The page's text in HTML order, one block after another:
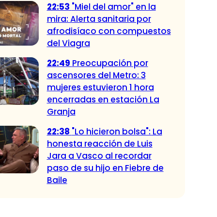
22:53 "Miel del amor" en la
mira: Alerta sanitaria por
afrodisíaco con compuestos
del Viagra
22:49 Preocupación por
ascensores del Metro: 3
mujeres estuvieron 1 hora
encerradas en estación La
Granja
22:38 "Lo hicieron bolsa": La
honesta reacción de Luis
Jara a Vasco al recordar
paso de su hijo en Fiebre de
Baile